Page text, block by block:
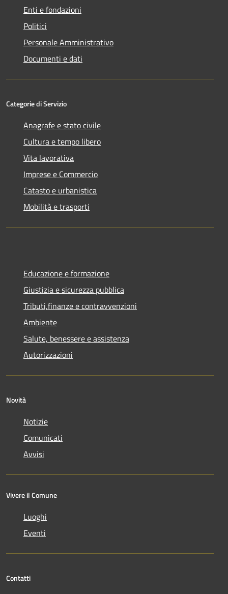
Enti e fondazioni
Politici
Personale Amministrativo
Documenti e dati
Categorie di Servizio
Anagrafe e stato civile
Cultura e tempo libero
Vita lavorativa
Imprese e Commercio
Catasto e urbanistica
Mobilità e trasporti
Educazione e formazione
Giustizia e sicurezza pubblica
Tributi,finanze e contravvenzioni
Ambiente
Salute, benessere e assistenza
Autorizzazioni
Novità
Notizie
Comunicati
Avvisi
Vivere il Comune
Luoghi
Eventi
Contatti